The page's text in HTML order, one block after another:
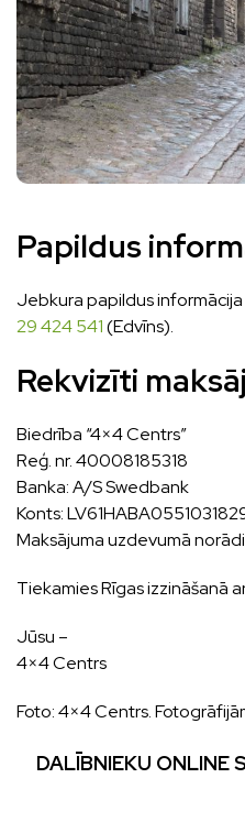
Papildus
Jebkura papildus
29 424 541(Edvīns).
Rekvizīti
Biedrība “4×4 Centrs”
Reģ. nr. 40008185318
Banka: A/S Swedbank
Konts:
Maksājuma uzdevumā
Tiekamies Rīgas izzināšanā
Jūsu –
4×4 Centrs
Foto: 4×4 Centrs.
DALĪBNIEKU ONLINE